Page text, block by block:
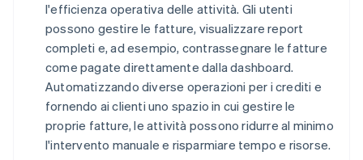
l'efficienza operativa delle attività. Gli utenti
possono gestire le fatture, visualizzare report
completi e, ad esempio, contrassegnare le fatture
come pagate direttamente dalla dashboard.
Automatizzando diverse operazioni per i crediti e
fornendo ai clienti uno spazio in cui gestire le
proprie fatture, le attività possono ridurre al minimo
l'intervento manuale e risparmiare tempo e risorse.